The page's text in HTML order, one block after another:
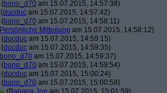
(bono_d70 am 15.07.2015, 14:57:38)
(ducduc am 15.07.2015, 14:57:42)
(bono_d70 am 15.07.2015, 14:58:11)
Persönliche Mitteilung am 15.07.2015, 14:58:12)
(ducduc am 15.07.2015, 14:59:15)
(ducduc am 15.07.2015, 14:59:35)
bono_d70 am 15.07.2015, 14:59:37)
(bono_d70 am 15.07.2015, 14:59:54)
(ducduc am 15.07.2015, 15:00:24)
(bono_d70 am 15.07.2015, 15:00:58)
(Banana Joe am 15.07.2015, 15:01:59)